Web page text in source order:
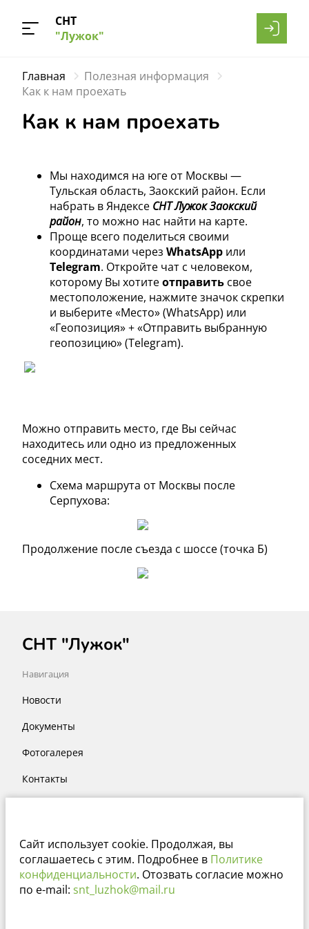
СНТ
"Лужок"
Главная
Полезная информация
Как к нам проехать
Как к нам проехать
Мы находимся на юге от Москвы —
Тульская область, Заокский район. Если
набрать в Яндексе СНТ Лужок Заокский
район, то можно нас найти на карте.
Проще всего поделиться своими
координатами через WhatsApp или
Telegram. Откройте чат с человеком,
которому Вы хотитеотправить свое
местоположение, нажмите значок скрепки
и выберите «Место» (WhatsApp) или
«Геопозиция» + «Отправить выбранную
геопозицию» (Telegram).
Можно отправить место, где Вы сейчас
находитесь или одно из предложенных
соседних мест.
Схема маршрута от Москвы после
Серпухова:
Продолжение после съезда с шоссе (точка Б)
СНТ "Лужок"
Навигация
Новости
Документы
Фотогалерея
Контакты
Тульская обл. Заокский р-н
Сайт работает на платформе
Сайт использует cookie. Продолжая, вы
соглашаетесь с этим. Подробнее в Политике
конфиденциальности. Отозвать согласие можно
по e-mail: snt_luzhok@mail.ru